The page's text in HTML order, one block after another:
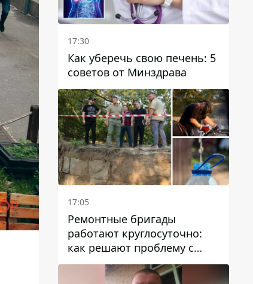
17:30
Как уберечь свою печень: 5
советов от Минздрава
17:05
Ремонтные бригады
работают круглосуточно:
как решают проблему с
водой в Марганецкой
громаде